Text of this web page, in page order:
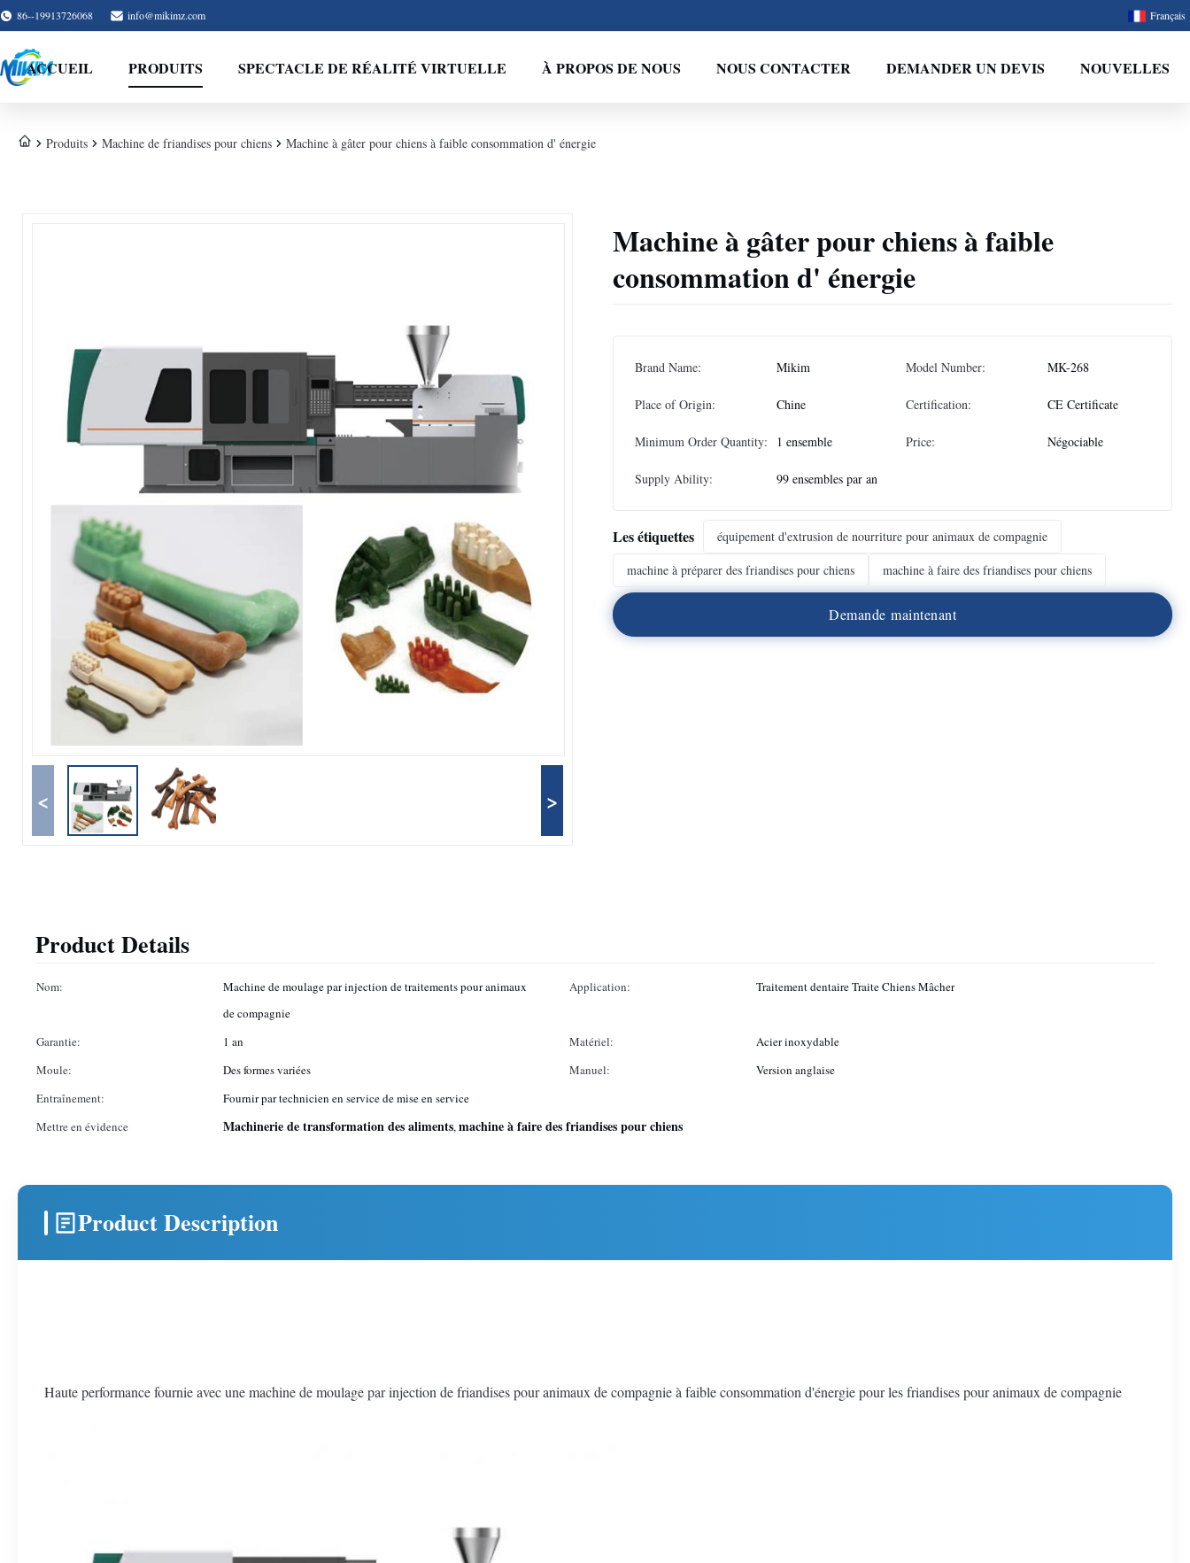
86--19913726068 info@mikimz.com Français
ACCUEIL PRODUITS SPECTACLE DE RÉALITÉ VIRTUELLE À PROPOS DE NOUS NOUS CONTACTER DEMANDER UN DEVIS NOUVELLES
Produits Machine de friandises pour chiens Machine à gâter pour chiens à faible consommation d' énergie
< >
Machine à gâter pour chiens à faible
consommation d' énergie
Brand Name: Mikim Model Number: MK-268
Place of Origin: Chine Certification: CE Certificate
Minimum Order Quantity: 1 ensemble Price: Négociable
Supply Ability: 99 ensembles par an
Les étiquettes
équipement d'extrusion de nourriture pour animaux de compagnie
machine à préparer des friandises pour chiens
machine à faire des friandises pour chiens
Demande maintenant
Product Details
Nom:
Machine de moulage par injection de traitements pour animaux
de compagnie
Application: Traitement dentaire Traite Chiens Mâcher
Garantie: 1 an Matériel:
Acier inoxydable
Moule:
Des formes variées Manuel:
Version anglaise
Entraînement:
Fournir par technicien en service de mise en service
Mettre en évidence
Machinerie de transformation des aliments,machine à faire des friandises pour chiens
Product Description
Haute performance fournie avec une machine de moulage par injection de friandises pour animaux de compagnie à faible consommation d'énergie pour les friandises pour animaux de compagnie